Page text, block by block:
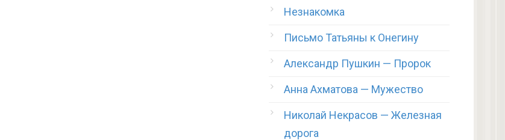
Незнакомка
Письмо Татьяны к Онегину
Александр Пушкин — Пророк
Анна Ахматова — Мужество
Николай Некрасов — Железная
дорога